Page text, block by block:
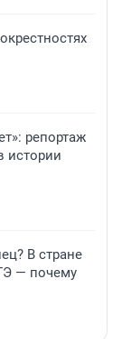
репортаж
истории
В стране
— почему